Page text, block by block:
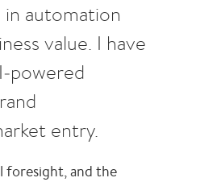
in automation
value. I have
entry.
foresight, and the